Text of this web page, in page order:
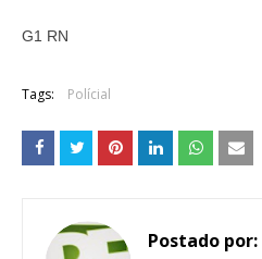
G1 RN
Tags: Polícial
Postado por: